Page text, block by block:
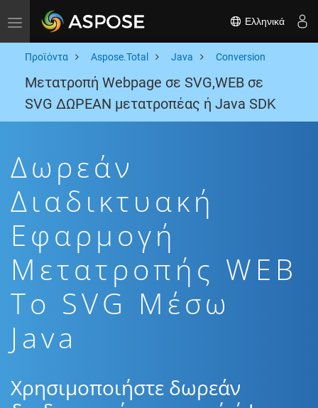
Toggle navigation Ελληνικά
Προϊόντα Aspose.Total Java Conversion
Μετατροπή Webpage σε SVG,WEB σε
SVG ΔΩΡΕΑΝ μετατροπέας ή Java SDK
Δωρεάν
Διαδικτυακή
Εφαρμογή
Μετατροπής WEB
To SVG Μέσω
Java
Χρησιμοποιήστε δωρεάν